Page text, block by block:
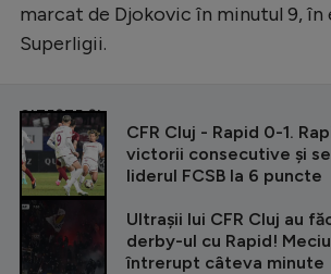
marcat de Djokovic în minutul 9, în
Superligii.
CITEȘTE ȘI
CFR Cluj - Rapid 0-1.
victorii consecutive și
liderul FCSB la 6 puncte
Ultrașii lui CFR Cluj au
derby-ul cu Rapid!
întrerupt câteva minute